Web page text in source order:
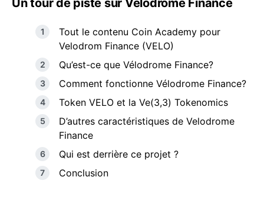
Un tour de piste sur Velodrome Finance
Tout le contenu Coin Academy pour
Velodrom Finance (VELO)
Qu’est-ce que Vélodrome Finance?
Comment fonctionne Vélodrome Finance?
Token VELO et la Ve(3,3) Tokenomics
D’autres caractéristiques de Velodrome
Finance
Qui est derrière ce projet ?
Conclusion